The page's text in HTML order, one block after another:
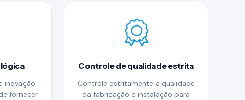
inovação
fornecer
Controle de qualidade estrita
Controle estritamente a qualidade
da fabricação e instalação para